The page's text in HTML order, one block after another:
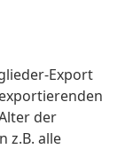
Export
der
z.B. alle